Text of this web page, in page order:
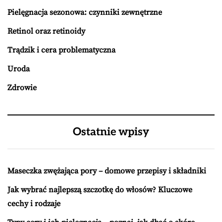
Pielęgnacja sezonowa: czynniki zewnętrzne
Retinol oraz retinoidy
Trądzik i cera problematyczna
Uroda
Zdrowie
Ostatnie wpisy
Maseczka zwężająca pory – domowe przepisy i składniki
Jak wybrać najlepszą szczotkę do włosów? Kluczowe
cechy i rodzaje